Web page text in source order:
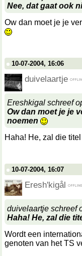
Nee, dat gaat ook
Ow dan moet je je
10-07-2004, 16:06
duivelaartje
Ereshkigal schreef
Ow dan moet je je
noemen
Haha! He, zal die
10-07-2004, 16:07
Eresh'kigål
duivelaartje schreef
Haha! He, zal die
Wordt een
genoten van het TS